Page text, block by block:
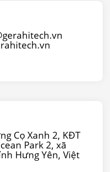
Cọ Xanh 2, KĐT
Park 2, xã
Hưng Yên, Việt